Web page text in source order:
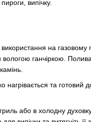
випічку.
використання на
вологою ганчіркою.
та готовий
або в холодну